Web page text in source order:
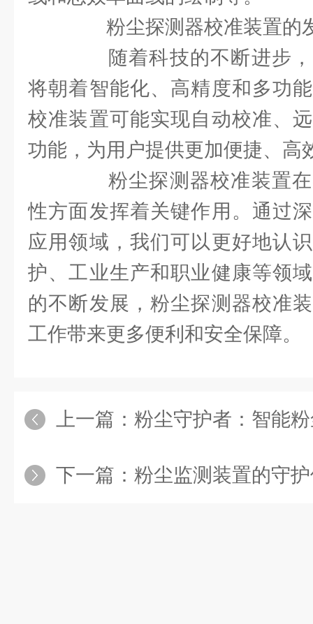
粉尘探测器校准装置的
随着科技的不断进步，
将朝着智能化、高精度和多功
校准装置可能实现自动校准、
功能，为用户提供更加便捷、高
粉尘探测器校准装置在
性方面发挥着关键作用。通过
应用领域，我们可以更好地认
护、工业生产和职业健康等领
的不断发展，粉尘探测器校准
工作带来更多便利和安全保障。
上一篇： 粉尘守护者：智能粉尘传
下一篇： 粉尘监测装置的守护使